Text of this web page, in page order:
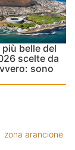
belle del
scelte da
sono
zona arancione